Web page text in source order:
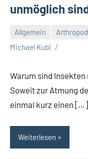
unmöglich
Allgemein
Michael Kubi
Warum sind
Soweit zur Atmung
einmal kurz einen […]
Weiterlesen